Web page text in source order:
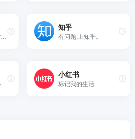
与好友、家人和全世界分享您的影片。
知乎
有问题,上知乎。
小红书
标记我的生活